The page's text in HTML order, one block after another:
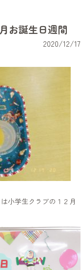
お誕生日週間
2020/12/17
小学生クラブの１２月